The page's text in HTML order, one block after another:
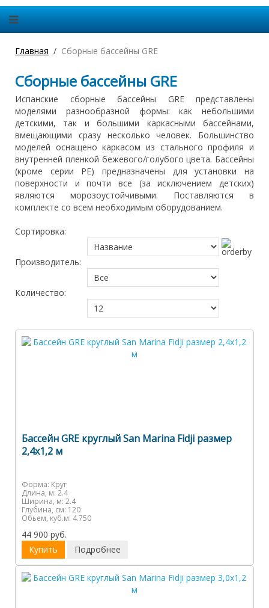
Главная Сборные бассейны GRE
Сборные бассейны GRE
Испанские сборные бассейны GRE представлены
моделями разнообразной формы: как небольшими
детскими, так и большими каркасными бассейнами,
вмещающими сразу несколько человек. Большинство
моделей оснащено каркасом из стального профиля и
внутренней пленкой бежевого/голубого цвета. Бассейны
(кроме серии PE) предназначены для установки на
поверхности и почти все (за исключением детских)
являются морозоустойчивыми. Поставляются в
комплекте со всем необходимым оборудованием.
Сортировка:
Производитель:
Количество:
Бассейн GRE круглый San Marina Fidji размер
2,4x1,2 м
Форма: Круг
Длина, м: 2.4
Ширина, м: 2.4
Глубина, см: 120
Обьем, куб.м: 4.750
44 900 руб.
Купить
Подробнее